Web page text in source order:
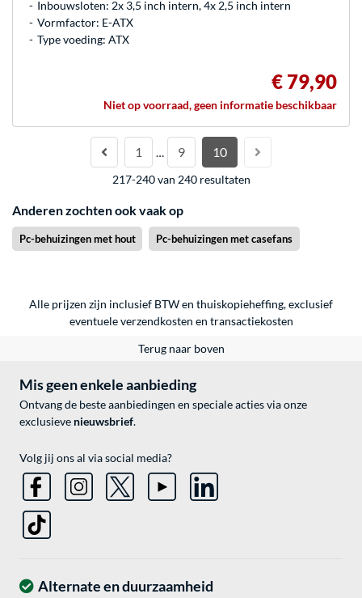
Inbouwsloten: 2x 3,5 inch intern, 4x 2,5 inch intern
Vormfactor: E-ATX
Type voeding: ATX
€ 79,90
Niet op voorraad, geen informatie beschikbaar
1 … 9 10
217-240 van 240 resultaten
Anderen zochten ook vaak op
Pc-behuizingen met hout Pc-behuizingen met casefans
Alle prijzen zijn inclusief BTW en thuiskopieheffing, exclusief
eventueleverzendkosten en transactiekosten
Terug naar boven
Mis geen enkele aanbieding
Ontvang de beste aanbiedingen en speciale acties via onze
exclusieve nieuwsbrief.
Volg jij ons al via social media?
Alternate en duurzaamheid